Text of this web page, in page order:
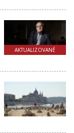
AKTUALIZOVANÉ